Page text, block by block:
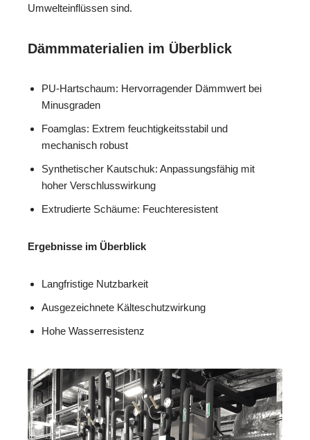
Umwelteinflüssen sind.
Dämmmaterialien im Überblick
PU-Hartschaum: Hervorragender Dämmwert bei
Minusgraden
Foamglas: Extrem feuchtigkeitsstabil und
mechanisch robust
Synthetischer Kautschuk: Anpassungsfähig mit
hoher Verschlusswirkung
Extrudierte Schäume: Feuchteresistent
Ergebnisse im Überblick
Langfristige Nutzbarkeit
Ausgezeichnete Kälteschutzwirkung
Hohe Wasserresistenz